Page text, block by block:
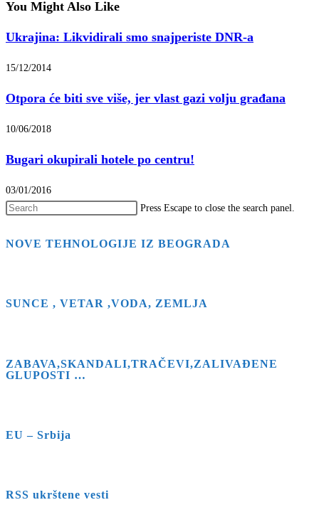
You Might Also Like
Ukrajina: Likvidirali smo snajperiste DNR-a
15/12/2014
Otpora će biti sve više, jer vlast gazi volju građana
10/06/2018
Bugari okupirali hotele po centru!
03/01/2016
Press Escape to close the search panel.
NOVE TEHNOLOGIJE IZ BEOGRADA
SUNCE , VETAR ,VODA, ZEMLJA
ZABAVA,SKANDALI,TRAČEVI,ZALIVAĐENE
GLUPOSTI …
EU – Srbija
RSS ukrštene vesti